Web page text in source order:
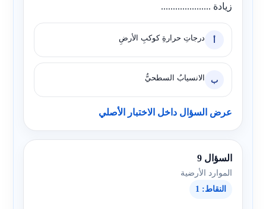
زيادة .....................
أ درجاتِ حرارةِ كوكبِ الأرضِ
ب الانسيابُ السطحيُّ
عرض السؤال داخل الاختبار الأصلي
السؤال 9
الموارد الأرضية
النقاط: 1